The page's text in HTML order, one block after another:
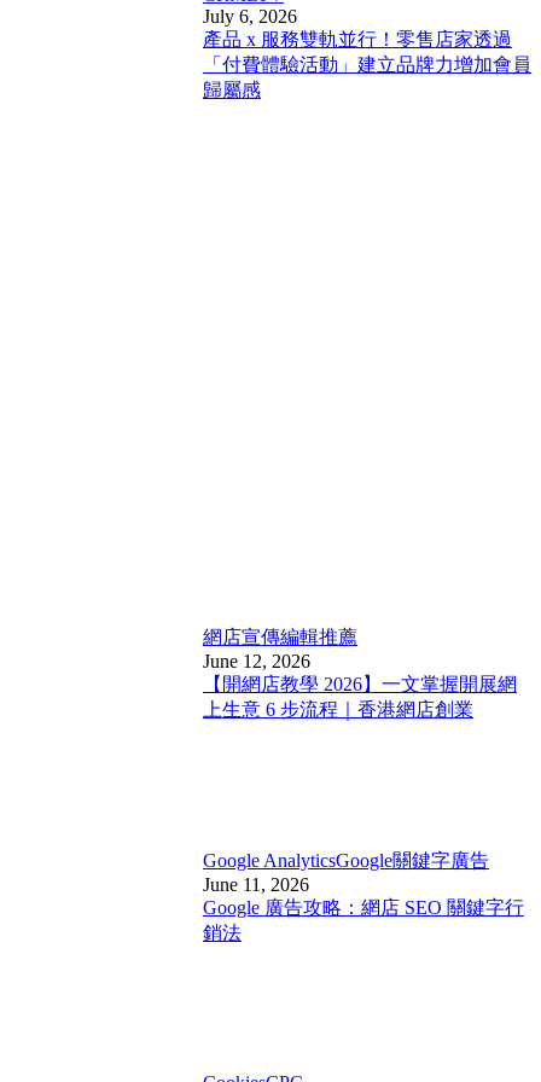
July 6, 2026
產品 x 服務雙軌並行！零售店家透過
「付費體驗活動」建立品牌力增加會員
歸屬感
網店宣傳編輯推薦
June 12, 2026
【開網店教學 2026】一文掌握開展網
上生意 6 步流程｜香港網店創業
Google AnalyticsGoogle關鍵字廣告
June 11, 2026
Google 廣告攻略：網店 SEO 關鍵字行
銷法